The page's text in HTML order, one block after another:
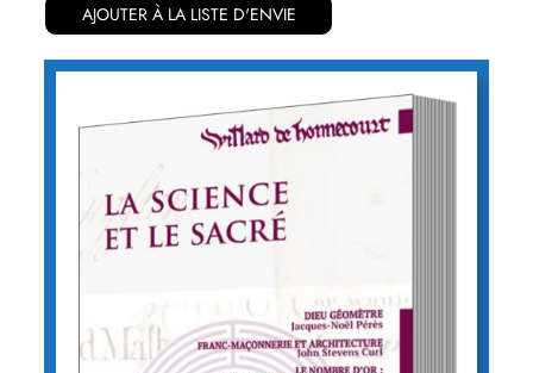
AJOUTER À LA LISTE D'ENVIE